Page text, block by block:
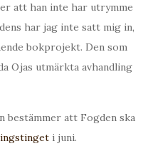
att han inte har utrymme
har jag inte satt mig in,
bokprojekt. Den som
Ojas utmärkta avhandling
bestämmer att Fogden ska
i juni.